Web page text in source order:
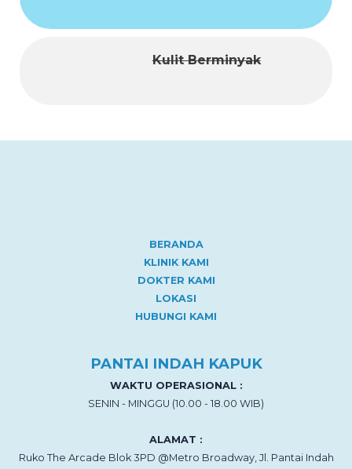
Kulit Berminyak
BERANDA
KLINIK KAMI
DOKTER KAMI
LOKASI
HUBUNGI KAMI
PANTAI INDAH KAPUK
WAKTU OPERASIONAL :
SENIN - MINGGU (10.00 - 18.00 WIB)
ALAMAT :
Ruko The Arcade Blok 3PD @Metro Broadway, Jl. Pantai Indah